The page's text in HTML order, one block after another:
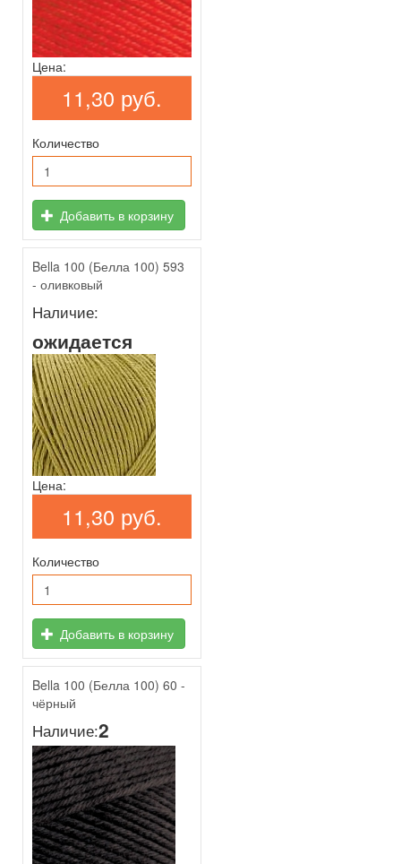
Цена:
11,30 руб.
Количество
Добавить в корзину
Bella 100 (Белла 100) 593
- оливковый
Наличие:
ожидается
Цена:
11,30 руб.
Количество
Добавить в корзину
Bella 100 (Белла 100) 60 -
чёрный
Наличие:2